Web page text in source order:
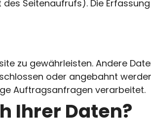
Seitenaufrufs). Die
zu gewährleisten. Andere
oder angebahnt
Auftragsanfragen verarbeitet.
Ihrer Daten?